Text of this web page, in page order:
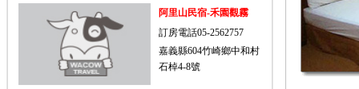
阿里山民宿-禾園觀霧
訂房電話05-2562757
嘉義縣604竹崎鄉中和村
石棹4-8號